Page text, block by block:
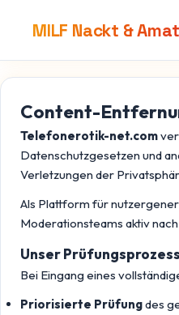
MILF Nackt &
Content-
Telefonerotik-net.com
Datenschutzgesetzen und
Verletzungen der
Als Plattform für
Moderationsteams aktiv
Unser Prüfungsprozess
Bei Eingang eines
Priorisierte Prüfungdes